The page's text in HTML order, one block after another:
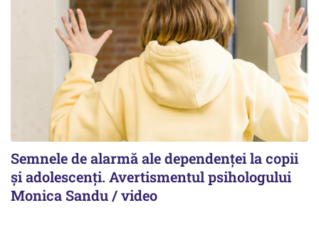
Semnele de alarmă ale dependenței la copii
și adolescenți. Avertismentul psihologului
Monica Sandu / video